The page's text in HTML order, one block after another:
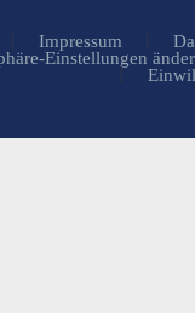
Impressum
Einstellungen